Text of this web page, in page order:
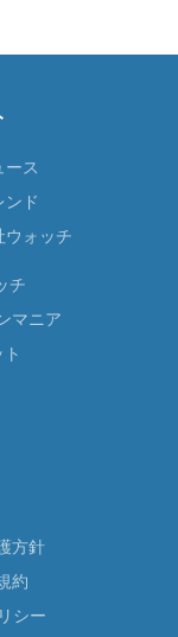
ス
ド
ォッチ
チ
マニア
方針
約
シー